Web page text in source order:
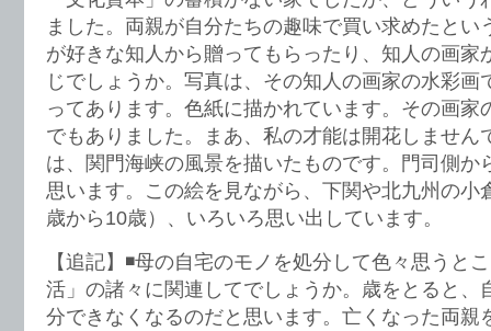
ました。両親が自分たちの趣味で買い求めたとい
が好きな知人から贈ってもらったり、知人の画家
じでしょうか。写真は、その知人の画家の水彩画
ってあります。色紙に描かれています。その画家
でもありました。まあ、私の才能は開花しませ
は、関門海峡の風景を描いたものです。門司側か
思います。この絵を見ながら、下関や北九州の小
歳から10歳）、いろいろ思い出しています。
【追記】◾️母の自宅のモノを処分して色々思うと
活」の諸々に関連してでしょうか。歳をとると、
分できなくなるのだと思います。亡くなった両親